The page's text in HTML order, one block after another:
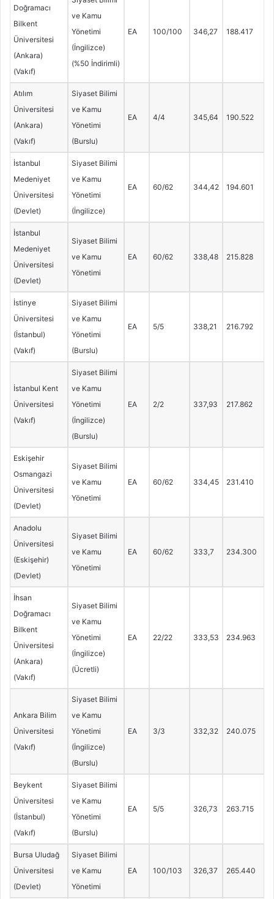
Doğramacı
Bilkent
Üniversitesi
(Ankara)
(Vakıf)
ve Kamu
Yönetimi
(İngilizce)
(%50 İndirimli)
EA 100/100 346,27 188.417
Atılım
Üniversitesi
(Ankara)
(Vakıf)
Siyaset Bilimi
ve Kamu
Yönetimi
(Burslu)
EA 4/4 345,64 190.522
İstanbul
Medeniyet
Üniversitesi
(Devlet)
Siyaset Bilimi
ve Kamu
Yönetimi
(İngilizce)
EA 60/62 344,42 194.601
İstanbul
Medeniyet
Üniversitesi
(Devlet)
Siyaset Bilimi
ve Kamu
Yönetimi
EA 60/62 338,48 215.828
İstinye
Üniversitesi
(İstanbul)
(Vakıf)
Siyaset Bilimi
ve Kamu
Yönetimi
(Burslu)
EA 5/5 338,21 216.792
İstanbul Kent
Üniversitesi
(Vakıf)
Siyaset Bilimi
ve Kamu
Yönetimi
(İngilizce)
(Burslu)
EA 2/2 337,93 217.862
Eskişehir
Osmangazi
Üniversitesi
(Devlet)
Siyaset Bilimi
ve Kamu
Yönetimi
EA 60/62 334,45 231.410
Anadolu
Üniversitesi
(Eskişehir)
(Devlet)
Siyaset Bilimi
ve Kamu
Yönetimi
EA 60/62 333,7 234.300
İhsan
Doğramacı
Bilkent
Üniversitesi
(Ankara)
(Vakıf)
Siyaset Bilimi
ve Kamu
Yönetimi
(İngilizce)
(Ücretli)
EA 22/22 333,53 234.963
Ankara Bilim
Üniversitesi
(Vakıf)
Siyaset Bilimi
ve Kamu
Yönetimi
(İngilizce)
(Burslu)
EA 3/3 332,32 240.075
Beykent
Üniversitesi
(İstanbul)
(Vakıf)
Siyaset Bilimi
ve Kamu
Yönetimi
(Burslu)
EA 5/5 326,73 263.715
Bursa Uludağ
Üniversitesi
(Devlet)
Siyaset Bilimi
ve Kamu
Yönetimi
EA 100/103 326,37 265.440